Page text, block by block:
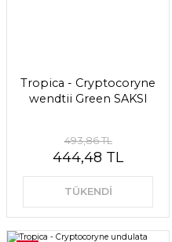
Tropica - Cryptocoryne
wendtii Green SAKSI
493,86 TL
444,48 TL
TÜKENDİ